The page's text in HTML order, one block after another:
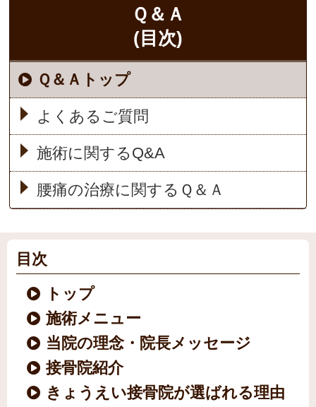
Ｑ＆Ａ
(目次)
Ｑ＆Ａトップ
よくあるご質問
施術に関するQ&A
腰痛の治療に関するＱ＆Ａ
目次
トップ
施術メニュー
当院の理念・院長メッセージ
接骨院紹介
きょうえい接骨院が選ばれる理由